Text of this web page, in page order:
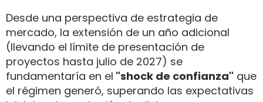
Desde una perspectiva de estrategia de
mercado, la extensión de un año adicional
(llevando el límite de presentación de
proyectos hasta julio de 2027) se
fundamentaría en el "shock de confianza" que
el régimen generó, superando las expectativas